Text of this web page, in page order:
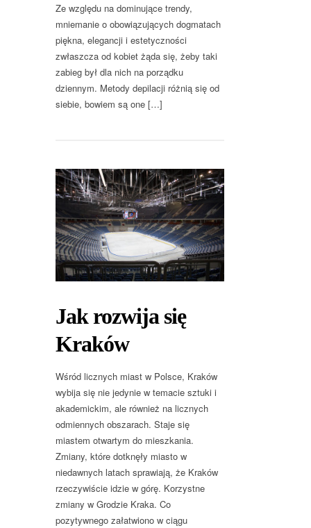
Ze względu na dominujące trendy,
mniemanie o obowiązujących dogmatach
piękna, elegancji i estetyczności
zwłaszcza od kobiet żąda się, żeby taki
zabieg był dla nich na porządku
dziennym. Metody depilacji różnią się od
siebie, bowiem są one […]
Jak rozwija się
Kraków
Wśród licznych miast w Polsce, Kraków
wybija się nie jedynie w temacie sztuki i
akademickim, ale również na licznych
odmiennych obszarach. Staje się
miastem otwartym do mieszkania.
Zmiany, które dotknęły miasto w
niedawnych latach sprawiają, że Kraków
rzeczywiście idzie w górę. Korzystne
zmiany w Grodzie Kraka. Co
pozytywnego załatwiono w ciągu